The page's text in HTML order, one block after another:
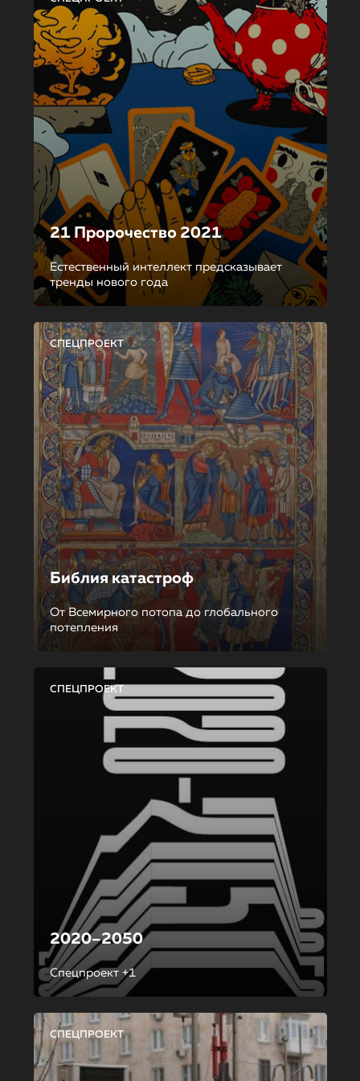
21 Пророчество 2021
Естественный интеллект предсказывает
тренды нового года
СПЕЦПРОЕКТ
Библия катастроф
От Всемирного потопа до глобального
потепления
СПЕЦПРОЕКТ
2020–2050
Спецпроект +1
СПЕЦПРОЕКТ